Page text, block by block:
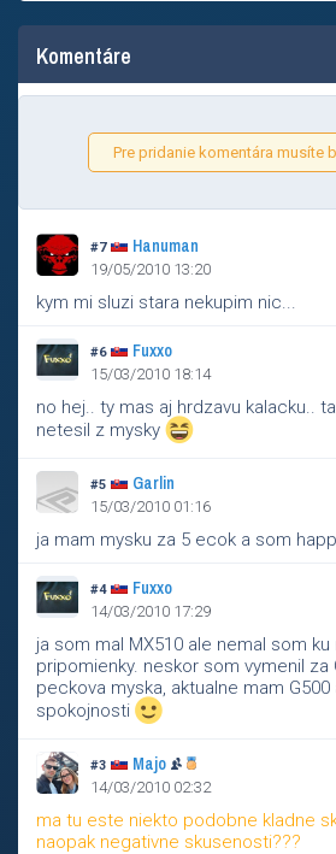
Komentáre
Pre pridanie komentára musíte
#7 Hanuman
19/05/2010 13:20
kym mi sluzi stara nekupim nic...
#6 Fuxxo
15/03/2010 18:14
no hej.. ty mas aj hrdzavu kalacku..
netesil z mysky
#5 Garlin
15/03/2010 01:16
ja mam mysku za 5 ecok a som
#4 Fuxxo
14/03/2010 17:29
ja som mal MX510 ale nemal som ku
pripomienky. neskor som vymenil za
peckova myska, aktualne mam G500
spokojnosti
#3 Majo
14/03/2010 02:32
ma tu este niekto podobne kladne
naopak negativne skusenosti???